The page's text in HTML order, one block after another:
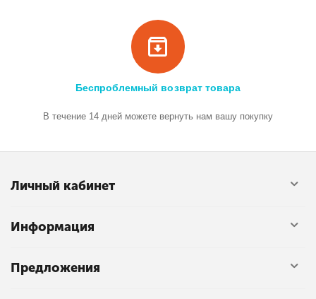
Беспроблемный возврат товара
В течение 14 дней можете вернуть нам вашу покупку
Личный кабинет
Информация
Предложения